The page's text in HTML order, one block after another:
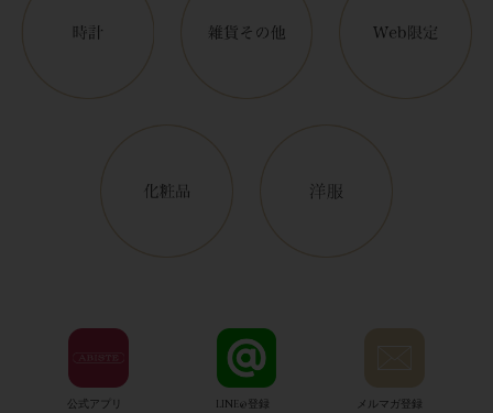
公式アプリ LINE@登録 メルマガ登録